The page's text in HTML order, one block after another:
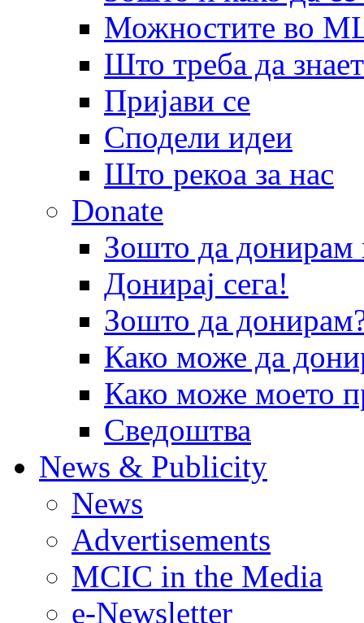
Можностите во
Што треба да
Пријави се
Сподели идеи
Што рекоа за нас
Donate
Зошто да
Донирај сега!
Зошто да
Како може да
Како може моето
Сведоштва
News & Publicity
News
Advertisements
MCIC in the Media
e-Newsletter